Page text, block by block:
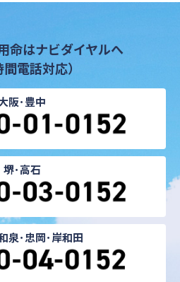
命はナビダイヤルへ
間電話対応）
阪･豊中
堺･高石
泉･忠岡･岸和田